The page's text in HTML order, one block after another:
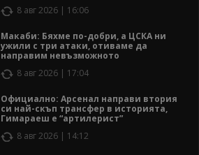
8 авг 2026 | 16:06
Макаби: Бяхме по-добри, а ЦСКА ни
ужили с три атаки, отиваме да
направим невъзможното
8 авг 2026 | 17:04
Официално: Арсенал направи втория
си най-скъп трансфер в историята,
Гимараеш е “артилерист”
8 авг 2026 | 14:12